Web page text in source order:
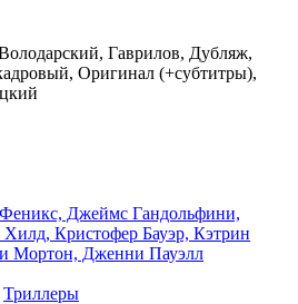
Гаврилов, Дубляж,
Оригинал (+субтитры),
Джеймс Гандольфини,
Кристофер Бауэр, Кэтрин
Мортон, Дженни Пауэлл
Триллеры